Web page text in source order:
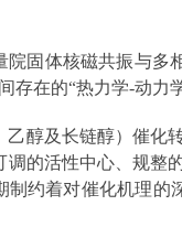
院固体核磁共振与多
存在的“热力学-动力
乙醇及长链醇）催化
调的活性中心、规整
制约着对催化机理的